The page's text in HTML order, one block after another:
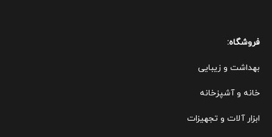
فروشگاه:
بهداشت و زیبایی
خانه و آشپزخانه
ابزار آلات و تجهیزات